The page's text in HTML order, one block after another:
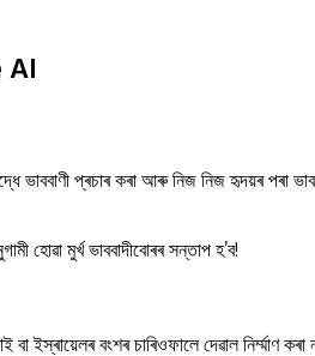
AI
ভাববাণী প্ৰচাৰ কৰা আৰু নিজ নিজ হৃদয়ৰ পৰা
হোৱা মুৰ্খ ভাববাদীবোৰৰ সন্তাপ হ’ব!
ইস্ৰায়েলৰ বংশৰ চাৰিওফালে দেৱাল নিৰ্ম্মাণ কৰা